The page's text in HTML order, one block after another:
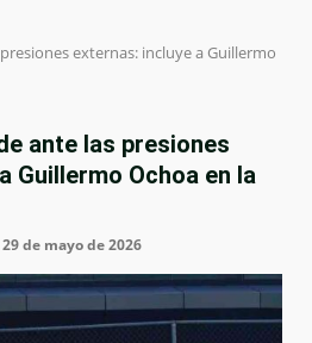
externas: incluye a Guillermo
ante las presiones
Guillermo Ochoa en la
29 de mayo de 2026